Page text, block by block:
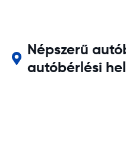
Népszerű
autóbérlési